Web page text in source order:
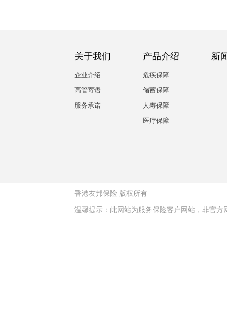
关于我们
企业介绍
高管寄语
服务承诺
产品介绍
危疾保障
储蓄保障
人寿保障
医疗保障
新
香港友邦保险 版权所有
温馨提示：此网站为服务保险客户网站，非官方